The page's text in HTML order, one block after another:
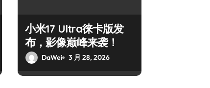
小米17 Ultra徕卡版发
布，影像巅峰来袭！
DaWei 3 月 28, 2026